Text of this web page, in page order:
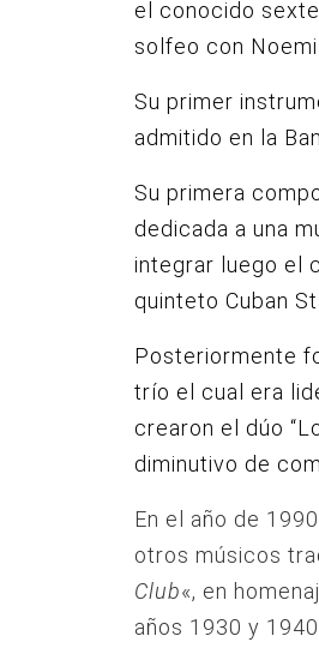
el conocido
solfeo con Noemi
Su primer
admitido en la
Su primera
dedicada a una
integrar luego el
quinteto Cuban
Posteriormente
trío el cual era
crearon el dúo
diminutivo de
En el año de
otros músicos
Club«, en
años 1930 y 1940.